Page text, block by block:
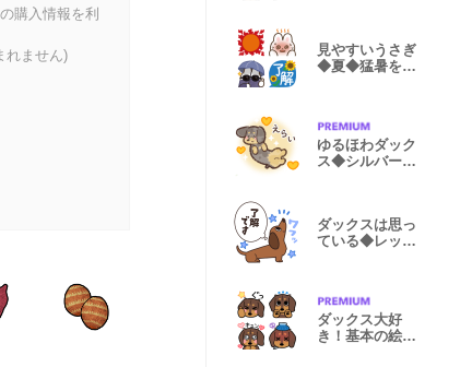
購入情報を利
れません)
見やすいうさぎ
◆夏◆猛暑を乗
ゆるほわダック
ス◆シルバー◆
ダックスは思っ
ている◆レッド
ダックス大好
き！基本の絵文